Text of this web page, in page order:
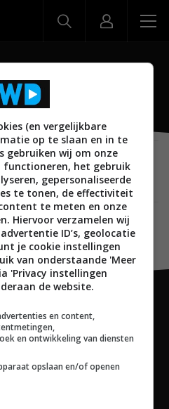
SSD
vijf keer sneller opslaan
(en vergelijkbare
op te slaan en in te
gebruiken wij om onze
het gebruik
gepersonaliseerde
te tonen, de effectiviteit
te meten en onze
Hiervoor verzamelen wij
ID’s, geolocatie
je cookie instellingen
van onderstaande 'Meer
'Privacy instellingen
de website.
en content,
en ontwikkeling van diensten
opslaan en/of openen